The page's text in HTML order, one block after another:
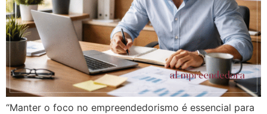
“Manter o foco no empreendedorismo é essencial para